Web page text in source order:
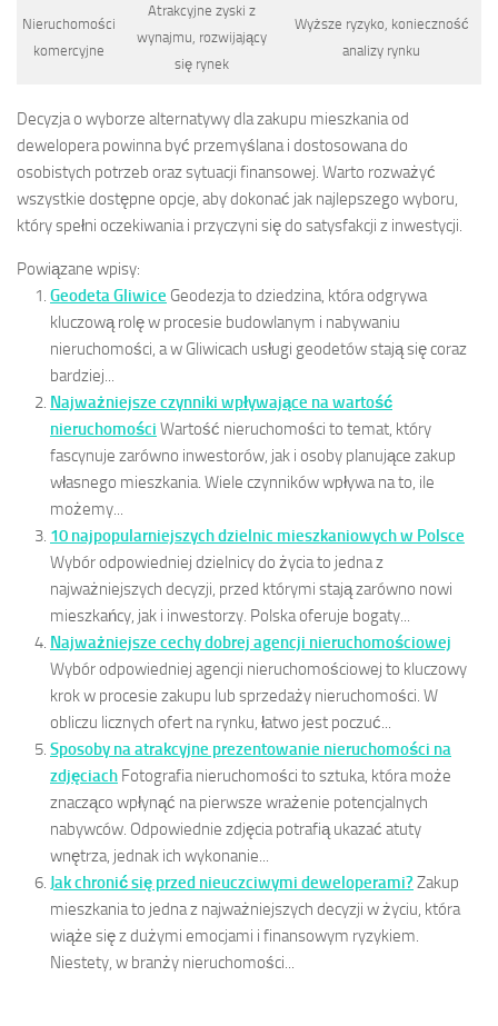
Nieruchomości
komercyjne
Atrakcyjne zyski z
wynajmu, rozwijający
się rynek
Wyższe ryzyko, konieczność
analizy rynku
Decyzja o wyborze alternatywy dla zakupu mieszkania od
dewelopera powinna być przemyślana i dostosowana do
osobistych potrzeb oraz sytuacji finansowej. Warto rozważyć
wszystkie dostępne opcje, aby dokonać jak najlepszego wyboru,
który spełni oczekiwania i przyczyni się do satysfakcji z inwestycji.
Powiązane wpisy:
Geodeta Gliwice Geodezja to dziedzina, która odgrywa
kluczową rolę w procesie budowlanym i nabywaniu
nieruchomości, a w Gliwicach usługi geodetów stają się coraz
bardziej...
Najważniejsze czynniki wpływające na wartość
nieruchomości Wartość nieruchomości to temat, który
fascynuje zarówno inwestorów, jak i osoby planujące zakup
własnego mieszkania. Wiele czynników wpływa na to, ile
możemy...
10 najpopularniejszych dzielnic mieszkaniowych w Polsce
Wybór odpowiedniej dzielnicy do życia to jedna z
najważniejszych decyzji, przed którymi stają zarówno nowi
mieszkańcy, jak i inwestorzy. Polska oferuje bogaty...
Najważniejsze cechy dobrej agencji nieruchomościowej
Wybór odpowiedniej agencji nieruchomościowej to kluczowy
krok w procesie zakupu lub sprzedaży nieruchomości. W
obliczu licznych ofert na rynku, łatwo jest poczuć...
Sposoby na atrakcyjne prezentowanie nieruchomości na
zdjęciach Fotografia nieruchomości to sztuka, która może
znacząco wpłynąć na pierwsze wrażenie potencjalnych
nabywców. Odpowiednie zdjęcia potrafią ukazać atuty
wnętrza, jednak ich wykonanie...
Jak chronić się przed nieuczciwymi deweloperami? Zakup
mieszkania to jedna z najważniejszych decyzji w życiu, która
wiąże się z dużymi emocjami i finansowym ryzykiem.
Niestety, w branży nieruchomości...